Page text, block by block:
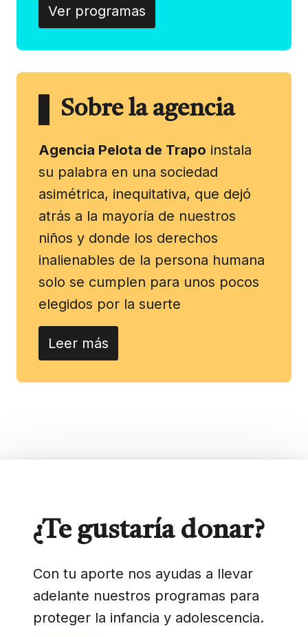
Ver programas
Sobre la agencia
Agencia Pelota de Trapo instala
su palabra en una sociedad
asimétrica, inequitativa, que dejó
atrás a la mayoría de nuestros
niños y donde los derechos
inalienables de la persona humana
solo se cumplen para unos pocos
elegidos por la suerte
Leer más
¿Te gustaría donar?
Con tu aporte nos ayudas a llevar
adelante nuestros programas para
proteger la infancia y adolescencia.